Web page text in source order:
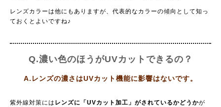
レンズカラーは他にもありますが、代表的なカラーの傾向として知っ
ておくとよいですね♪
Q.濃い色のほうがUVカットできるの？
A.レンズの濃さはUVカット機能に影響はないです。
紫外線対策には レンズに「UVカット加工」がされているかどうかが